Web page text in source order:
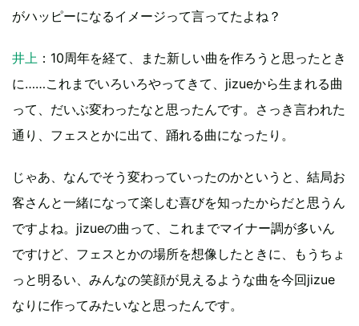
がハッピーになるイメージって言ってたよね？
井上 ：10周年を経て、また新しい曲を作ろうと思ったとき
に……これまでいろいろやってきて、jizueから生まれる曲
って、だいぶ変わったなと思ったんです。さっき言われた
通り、フェスとかに出て、踊れる曲になったり。
じゃあ、なんでそう変わっていったのかというと、結局お
客さんと一緒になって楽しむ喜びを知ったからだと思うん
ですよね。jizueの曲って、これまでマイナー調が多いん
ですけど、フェスとかの場所を想像したときに、もうちょ
っと明るい、みんなの笑顔が見えるような曲を今回jizue
なりに作ってみたいなと思ったんです。